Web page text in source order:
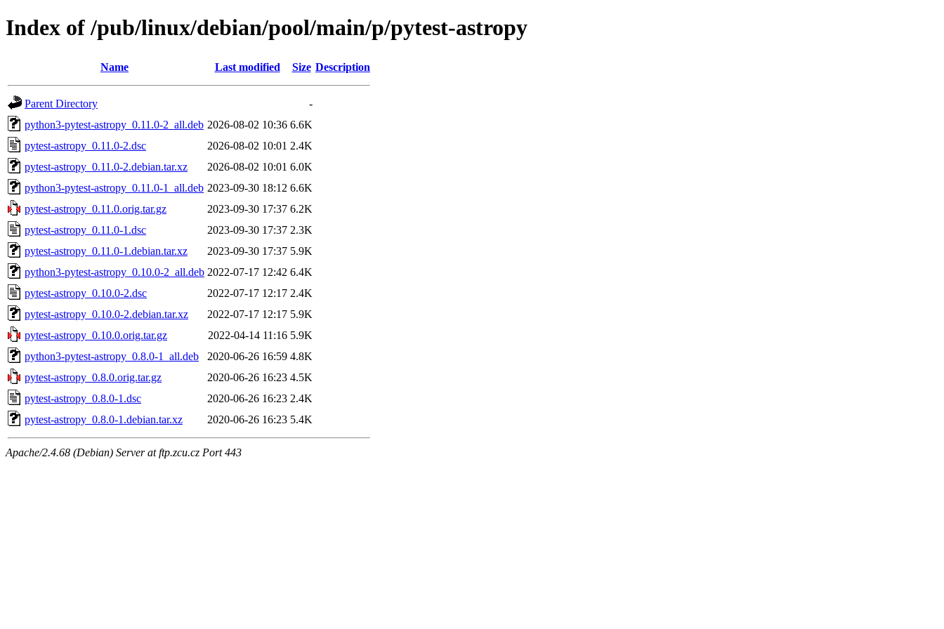
Index of /pub/linux/debian/pool/main/p/pytest-astropy
Name Last modified Size Description
Parent Directory
-
python3-pytest-astropy_0.11.0-2_all.deb 2026-08-02 10:36 6.6K
pytest-astropy_0.11.0-2.dsc
2026-08-02 10:01 2.4K
pytest-astropy_0.11.0-2.debian.tar.xz
2026-08-02 10:01 6.0K
python3-pytest-astropy_0.11.0-1_all.deb 2023-09-30 18:12 6.6K
pytest-astropy_0.11.0.orig.tar.gz
2023-09-30 17:37 6.2K
pytest-astropy_0.11.0-1.dsc
2023-09-30 17:37 2.3K
pytest-astropy_0.11.0-1.debian.tar.xz
2023-09-30 17:37 5.9K
python3-pytest-astropy_0.10.0-2_all.deb 2022-07-17 12:42 6.4K
pytest-astropy_0.10.0-2.dsc
2022-07-17 12:17 2.4K
pytest-astropy_0.10.0-2.debian.tar.xz
2022-07-17 12:17 5.9K
pytest-astropy_0.10.0.orig.tar.gz
2022-04-14 11:16 5.9K
python3-pytest-astropy_0.8.0-1_all.deb
2020-06-26 16:59 4.8K
pytest-astropy_0.8.0.orig.tar.gz
2020-06-26 16:23 4.5K
pytest-astropy_0.8.0-1.dsc
2020-06-26 16:23 2.4K
pytest-astropy_0.8.0-1.debian.tar.xz
2020-06-26 16:23 5.4K
Apache/2.4.68 (Debian) Server at ftp.zcu.cz Port 443